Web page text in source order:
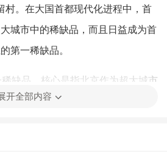
村。在大国首都现代化进程中，首
城市中的稀缺品，而且日益成为首
第一稀缺品。
缺品，核心是指北京作为超大城市
扩张而大量吞并乡村中，面对生态
、生态和文化等多元价值，是城区
开全部内容